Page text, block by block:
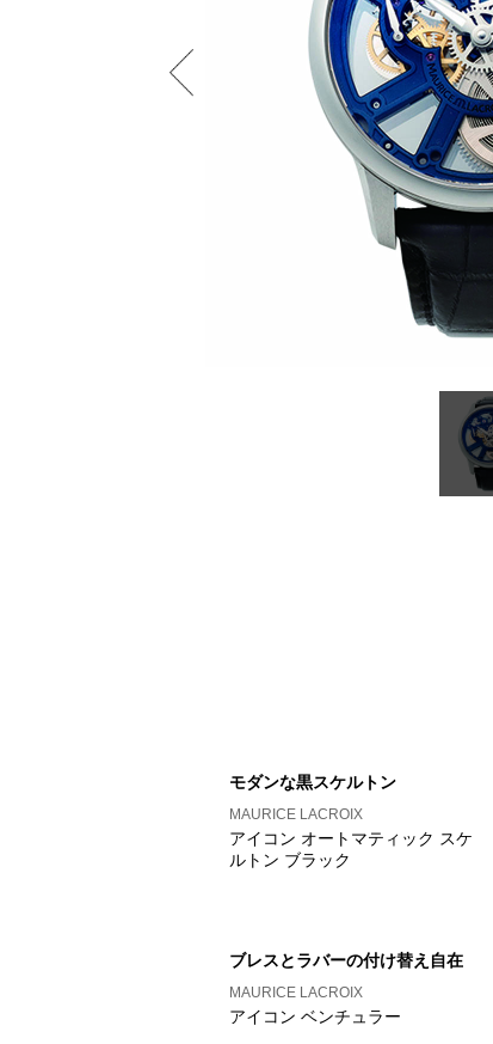
モダンな黒スケルトン
MAURICE LACROIX
アイコン オートマティック スケ
ルトン ブラック
ブレスとラバーの付け替え自在
MAURICE LACROIX
アイコン ベンチュラー